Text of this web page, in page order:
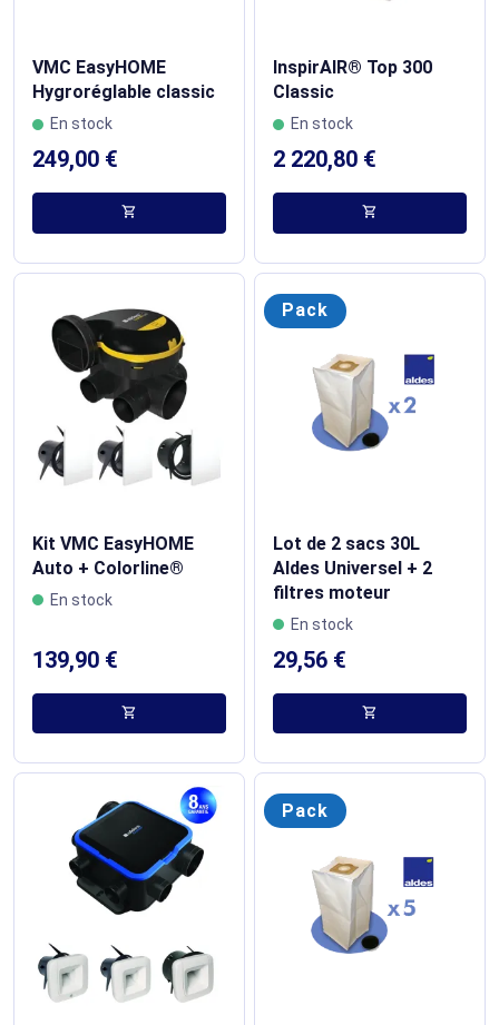
VMC EasyHOME
Hygroréglable classic
En stock
249,00 €
shopping_cart
InspirAIR® Top 300
Classic
En stock
2 220,80 €
shopping_cart
Kit VMC EasyHOME
Auto + Colorline®
En stock
139,90 €
shopping_cart
Pack
Lot de 2 sacs 30L
Aldes Universel + 2
filtres moteur
En stock
29,56 €
shopping_cart
Pack